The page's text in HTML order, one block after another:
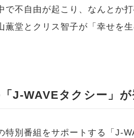
で不自由が起こり、なんとか
薫堂とクリス智子が「幸せを
J-WAVEタクシー」が
特別番組をサポートする「J-